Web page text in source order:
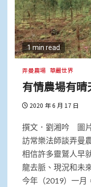
1 min read
弄曼農場 華嚴世界
有情農場有晴
2020 年 6 月 17 日
撰文．劉湘吟 圖
訪常樂法師談弄曼
相信許多靈鷲人早
龍去脈、現況和未
今年（2019）一月